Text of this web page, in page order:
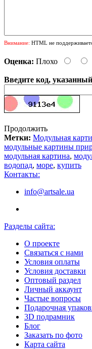
Внимание: HTML не
Оценка: Плохо
Введите код,
Продолжить
Метки: Модульная
модульные картины
модульная картина,
водопад, море, купить
Контакты:
info@artsale.ua
Разделы сайта:
О проекте
Связаться с нами
Условия оплаты
Условия доставки
Оптовый раздел
Личный аккаунт
Частые вопросы
Подарочная
3D подрамник
Блог
Заказать по фото
Карта сайта